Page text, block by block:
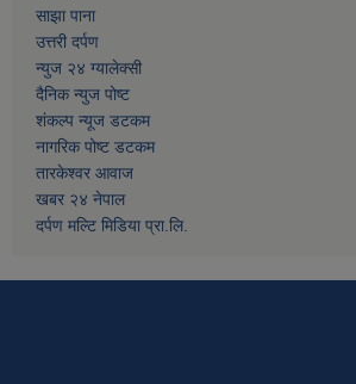
साझा पाना
उत्तरी दर्पण
न्युज २४ ग्यालेक्सी
दैनिक न्युज पोष्ट
शंकल्प न्यूज डटकम
नागरिक पोष्ट डटकम
तारकेश्वर आवाज
खबर २४ नेपाल
दर्पण मल्टि मिडिया प्रा.लि.